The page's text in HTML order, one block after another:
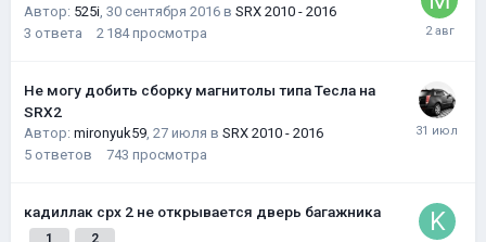
Автор: 525i, 30 сентября 2016 в SRX 2010 - 2016
3 ответа 2 184 просмотра
Не могу добить сборку магнитолы типа Тесла на
SRX2
Автор: mironyuk59, 27 июля в SRX 2010 - 2016
5 ответов 743 просмотра
кадиллак срх 2 не открывается дверь багажника
1 2